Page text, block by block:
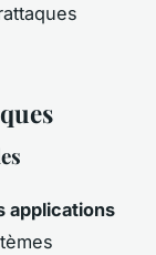
applications